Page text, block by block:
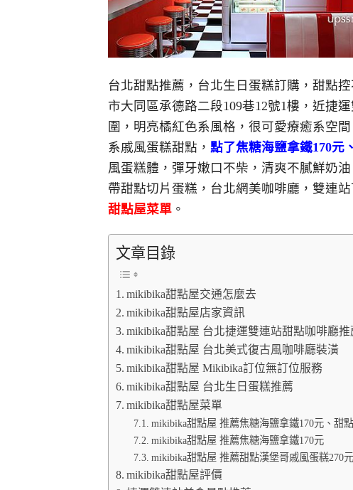
台北甜點推薦，台北生日蛋糕訂購，甜點
市大同區承德路二段109巷12號1樓 ，近捷
圍，明亮橘紅色系風格，很可愛療癒系空
系戚風蛋糕甜點， 點了焦糖海鹽拿鐵170元
風蛋糕體，彈牙嫩口不柴，清爽不膩鮮奶
帶甜點切片蛋糕，台北網美咖啡廳，雙連
甜點屋菜單 。
文章目錄
mikibika甜點屋交通怎麼去
mikibika甜點屋店家資訊
mikibika甜點屋 台北捷運雙連站甜點咖啡廳推
mikibika甜點屋 台北美式復古風咖啡廳裝潢
mikibika甜點屋 Mikibika訂位無訂位服務
mikibika甜點屋 台北生日蛋糕推薦
mikibika甜點屋菜單
mikibika甜點屋 推薦焦糖海鹽拿鐵170元、甜
mikibika甜點屋 推薦焦糖海鹽拿鐵170元
mikibika甜點屋 推薦甜點漢堡哥戚風蛋糕270元
mikibika甜點屋評價